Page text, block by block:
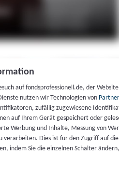
auf fondsprofessionell.de, der
nutzen wir Technologien von
zufällig zugewiesene
auf Ihrem Gerät gespeichert oder
Werbung und Inhalte, Messung von
verarbeiten. Dies ist für den Zugriff auf
indem Sie die einzelnen Schalter